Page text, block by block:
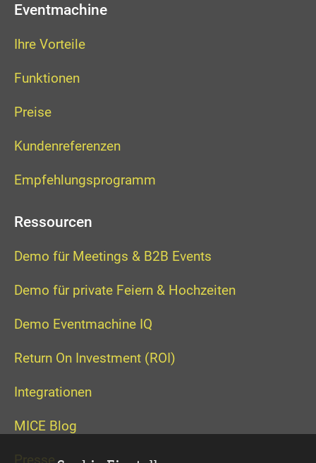
Eventmachine
Ihre Vorteile
Funktionen
Preise
Kundenreferenzen
Empfehlungsprogramm
Ressourcen
Demo für Meetings & B2B Events
Demo für private Feiern & Hochzeiten
Demo Eventmachine IQ
Return On Investment (ROI)
Integrationen
MICE Blog